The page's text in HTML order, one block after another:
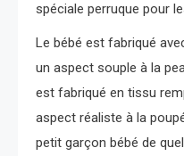
spéciale perruque pour
Le bébé est fabriqué
un aspect souple à la
est fabriqué en tissu
aspect réaliste à la
petit garçon bébé de